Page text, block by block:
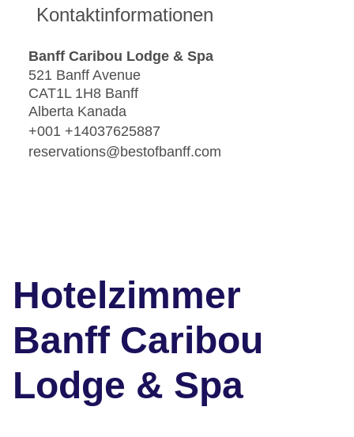
Kontaktinformationen
Banff Caribou Lodge & Spa
521 Banff Avenue
CAT1L 1H8 Banff
Alberta Kanada
+001 +14037625887
reservations@bestofbanff.com
Hotelzimmer
Banff Caribou
Lodge & Spa